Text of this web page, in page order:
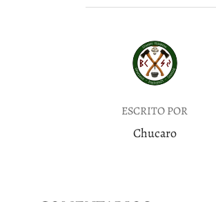
AUTOR DE LA PUBLICACIÓN
ESCRITO POR
Chucaro